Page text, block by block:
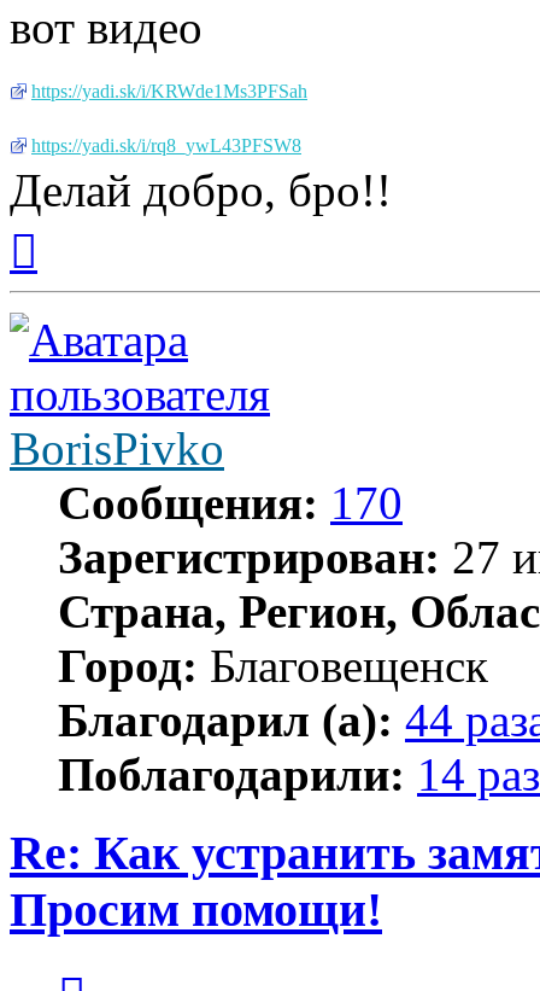
вот видео
https://yadi.sk/i/KRWde1Ms3PFSah
https://yadi.sk/i/rq8_ywL43PFSW8
Делай добро, бро!!
началу
BorisPivko
Сообщения: 170
Зарегистрирован: 27
Страна, Регион,
Город: Благовещенск
Благодарил (а): 44
Поблагодарили: 14 раз
Re: Как устранить
Просим помощи!